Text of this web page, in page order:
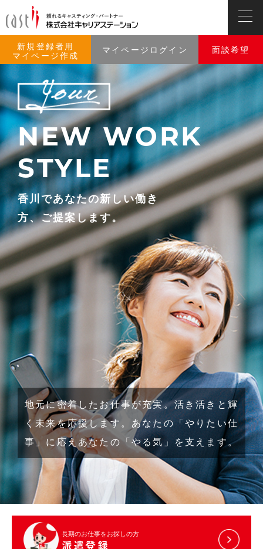
新規登録者用
マイページ作成
マイページログイン 面談希望
NEW WORK
STYLE
香川であなたの新しい働き
方、ご提案します。
地元に密着したお仕事が充実。活き活きと輝
く未来を応援します。 あなたの「やりたい仕
事」に応えあなたの「やる気」を支えます。
長期のお仕事をお探しの方
派遣登録